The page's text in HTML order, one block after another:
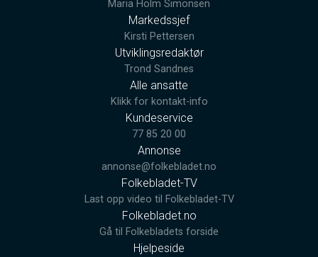
Maria Holm Simonsen
Markedssjef
Kirsti Pettersen
Utviklingsredaktør
Trond Sandnes
Alle ansatte
Klikk for kontakt-info
Kundeservice
77 85 20 00
Annonse
annonse@folkebladet.no
Folkebladet-TV
Last opp video til Folkebladet-TV
Folkebladet.no
Gå til Folkebladets forside
Hjelpeside